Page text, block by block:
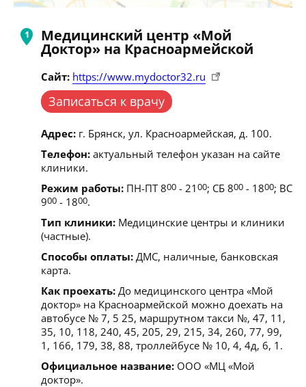
Медицинский центр «Мой
Доктор» на Красноармейской
Сайт: https://www.mydoctor32.ru
Записаться к врачу
Адрес: г. Брянск, ул. Красноармейская, д. 100.
Телефон: актуальный телефон указан на сайте
клиники.
Режим работы: ПН-ПТ 800 - 2100; СБ 800 - 1800; ВС
900 - 1800.
Тип клиники: Медицинские центры и клиники
(частные).
Способы оплаты: ДМС, наличные, банковская
карта.
Как проехать: До медицинского центра «Мой
доктор» на Красноармейской можно доехать на
автобусе № 7, 5 25, маршрутном такси №, 47, 11,
35, 10, 118, 240, 45, 205, 29, 215, 34, 260, 77, 99,
1, 166, 179, 38, 88, троллейбусе № 10, 4, 4д, 6, 1.
Официальное название: ООО «МЦ «Мой
доктор».